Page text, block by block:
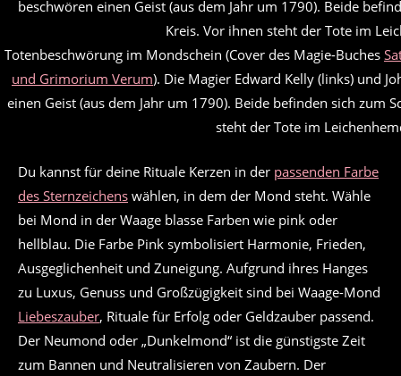
Totenbeschwörung im Mondschein (Cover des Magie-Buches
und Grimorium Verum). Die Magier Edward Kelly (links) und
einen Geist (aus dem Jahr um 1790). Beide befinden sich zum
steht der Tote im
Du kannst für deine Rituale Kerzen in der passenden Farbe
des Sternzeichens wählen, in dem der Mond steht. Wähle
bei Mond in der Waage blasse Farben wie pink oder
hellblau. Die Farbe Pink symbolisiert Harmonie, Frieden,
Ausgeglichenheit und Zuneigung. Aufgrund ihres Hanges
zu Luxus, Genuss und Großzügigkeit sind bei Waage-Mond
Liebeszauber, Rituale für Erfolg oder Geldzauber passend.
Der Neumond oder „Dunkelmond“ ist die günstigste Zeit
zum Bannen und Neutralisieren von Zaubern. Der